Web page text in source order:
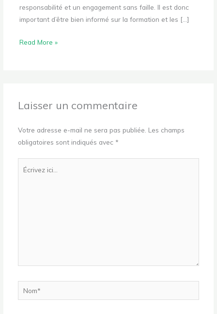
responsabilité et un engagement sans faille. Il est donc
important d’être bien informé sur la formation et les […]
Read More »
Laisser un commentaire
Votre adresse e-mail ne sera pas publiée. Les champs
obligatoires sont indiqués avec *
Nom*